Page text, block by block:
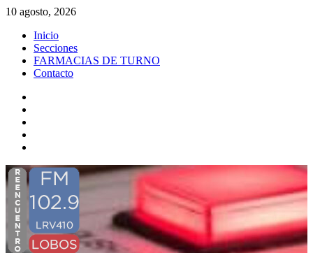
Saltar
contenido
10 agosto, 2026
Inicio
Secciones
FARMACIAS DE TURNO
Contacto